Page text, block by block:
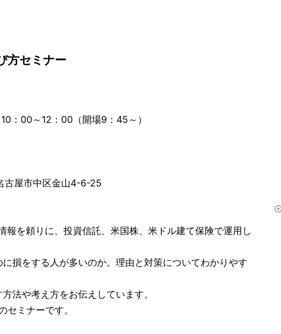
方セミナー
：00～12：00（開場9：45～）
屋市中区金山4-6-25
報を頼りに、投資信託、米国株、米ドル建て保険で運用し
損をする人が多いのか。理由と対策についてわかりやす
法や考え方をお伝えしています。
ミナーです。